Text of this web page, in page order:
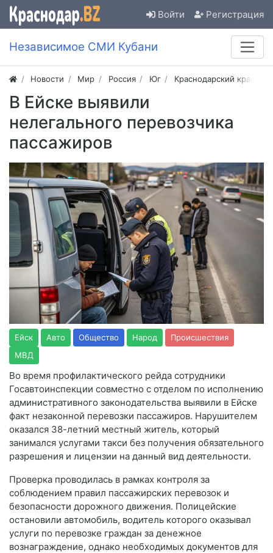
Войти Регистрация
Независимое СМИ Кубани
Новости Мир Россия Юг Краснодарский край
В Ейске выявили
нелегального перевозчика
пассажиров
Ейск Авто Общество Народ
Происшествия
МВД
Во время профилактического рейда сотрудники
Госавтоинспекции совместно с отделом по исполнению
административного законодательства выявили в Ейске
факт незаконной перевозки пассажиров. Нарушителем
оказался 38-летний местный житель, который
занимался услугами такси без получения обязательного
разрешения и лицензии на данный вид деятельности.
Проверка проводилась в рамках контроля за
соблюдением правил пассажирских перевозок и
безопасности дорожного движения. Полицейские
остановили автомобиль, водитель которого оказывал
услуги по перевозке граждан за денежное
вознаграждение, однако необходимых документов для